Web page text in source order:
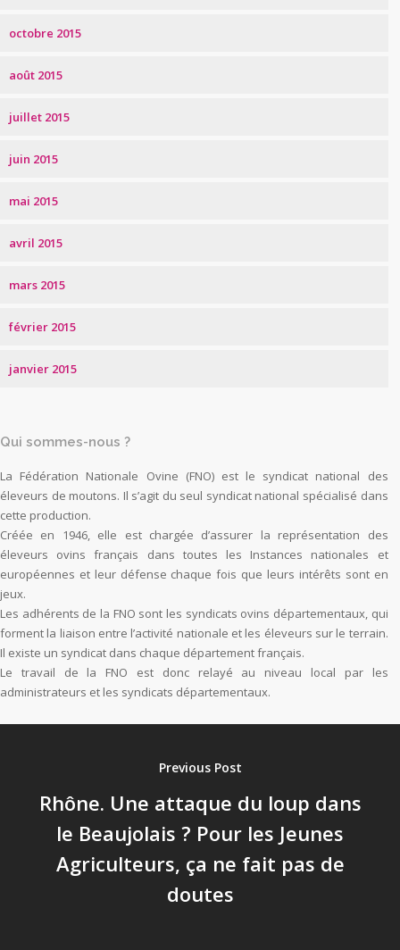
octobre 2015
août 2015
juillet 2015
juin 2015
mai 2015
avril 2015
mars 2015
février 2015
janvier 2015
Qui sommes-nous ?
La Fédération Nationale Ovine (FNO) est le syndicat national des
éleveurs de moutons. Il s’agit du seul syndicat national spécialisé dans
cette production.
Créée en 1946, elle est chargée d’assurer la représentation des
éleveurs ovins français dans toutes les Instances nationales et
européennes et leur défense chaque fois que leurs intérêts sont en
jeux.
Les adhérents de la FNO sont les syndicats ovins départementaux, qui
forment la liaison entre l’activité nationale et les éleveurs sur le terrain.
Il existe un syndicat dans chaque département français.
Le travail de la FNO est donc relayé au niveau local par les
administrateurs et les syndicats départementaux.
Previous Post
Rhône. Une attaque du loup dans
le Beaujolais ? Pour les Jeunes
Agriculteurs, ça ne fait pas de
doutes